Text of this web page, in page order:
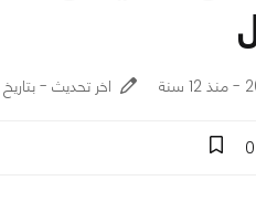
اخر تحديث - بتاريخ 2022-02-08
0